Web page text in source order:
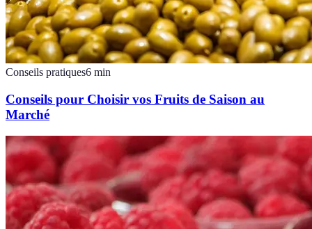
Conseils pratiques6 min
Conseils pour Choisir vos Fruits de Saison au
Marché